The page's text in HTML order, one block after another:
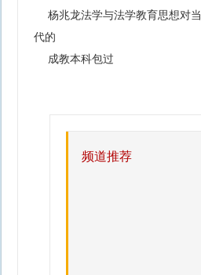
杨兆龙法学与法学教育思想对当
代的
成教本科包过
频道推荐